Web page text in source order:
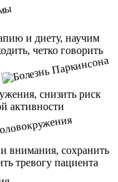
и диету, научим
четко говорить
снизить риск
активности
внимания, сохранить
тревогу пациента